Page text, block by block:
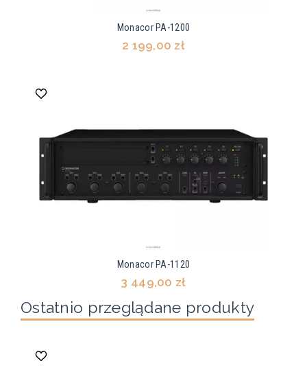
Monacor PA-1200
2 199,00 zł
Monacor PA-1120
3 449,00 zł
Ostatnio przeglądane produkty